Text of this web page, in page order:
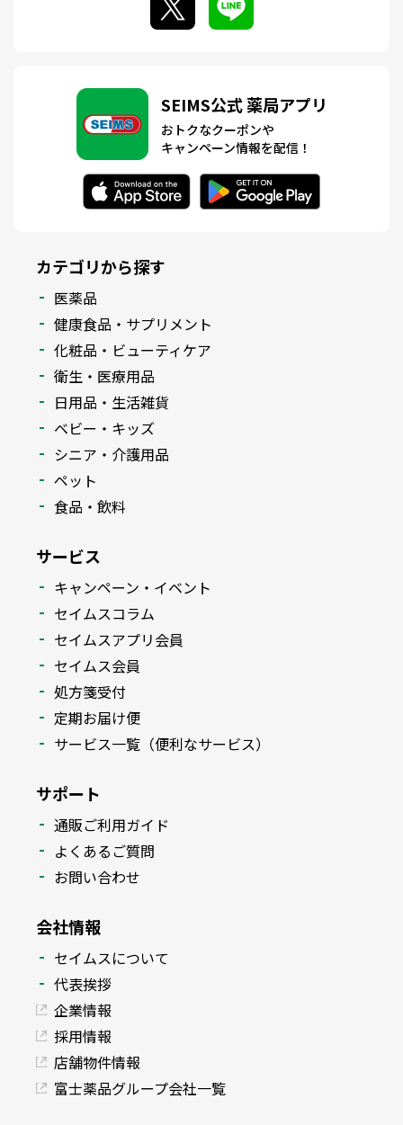
SEIMS公式 薬局アプリ
おトクなクーポンや
キャンペーン情報を配信！
カテゴリから探す
医薬品
健康食品・サプリメント
化粧品・ビューティケア
衛生・医療用品
日用品・生活雑貨
ベビー・キッズ
シニア・介護用品
ペット
食品・飲料
サービス
キャンペーン・イベント
セイムスコラム
セイムスアプリ会員
セイムス会員
処方箋受付
定期お届け便
サービス一覧（便利なサービス）
サポート
通販ご利用ガイド
よくあるご質問
お問い合わせ
会社情報
セイムスについて
代表挨拶
企業情報
採用情報
店舗物件情報
富士薬品グループ会社一覧